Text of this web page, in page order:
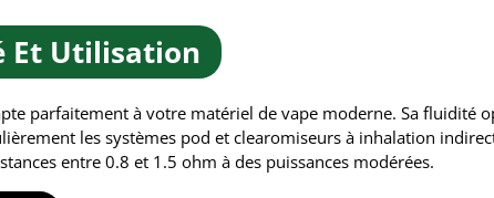
Et Utilisation
parfaitement à votre matériel de vape moderne. Sa fluidité
les systèmes pod et clearomiseurs à inhalation
entre 0.8 et 1.5 ohm à des puissances modérées.